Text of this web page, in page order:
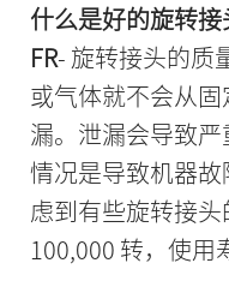
什么是好的旋转接
FR- 旋转接头的质
或气体就不会从
漏。泄漏会导致
情况是导致机器
虑到有些旋转接
100,000 转，使用